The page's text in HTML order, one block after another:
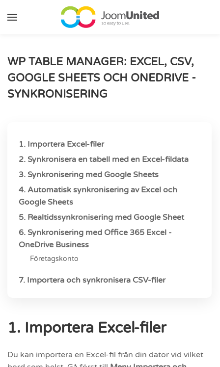
Hoppa till huvudinnehåll
WP TABLE MANAGER: EXCEL, CSV,
GOOGLE SHEETS OCH ONEDRIVE -
SYNKRONISERING
1. Importera Excel-filer
2. Synkronisera en tabell med en Excel-fildata
3. Synkronisering med Google Sheets
4. Automatisk synkronisering av Excel och
Google Sheets
5. Realtidssynkronisering med Google Sheet
6. Synkronisering med Office 365 Excel -
OneDrive Business
Företagskonto
7. Importera och synkronisera CSV-filer
1. Importera Excel-filer
Du kan importera en Excel-fil från din dator vid vilket